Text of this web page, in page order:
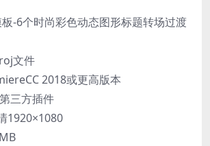
板-6个时尚彩色动态图形标题转场过渡
文件
2018或更高版本
三方插件
1920×1080